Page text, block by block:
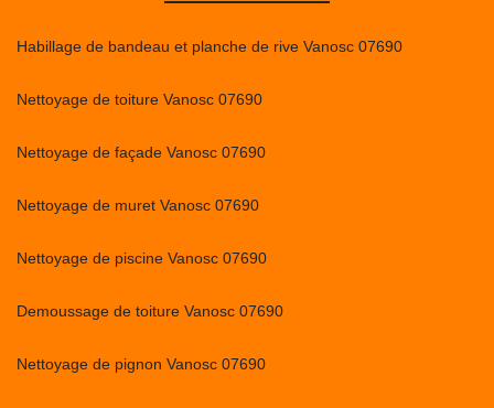
Habillage de bandeau et planche de rive Vanosc 07690
Nettoyage de toiture Vanosc 07690
Nettoyage de façade Vanosc 07690
Nettoyage de muret Vanosc 07690
Nettoyage de piscine Vanosc 07690
Demoussage de toiture Vanosc 07690
Nettoyage de pignon Vanosc 07690